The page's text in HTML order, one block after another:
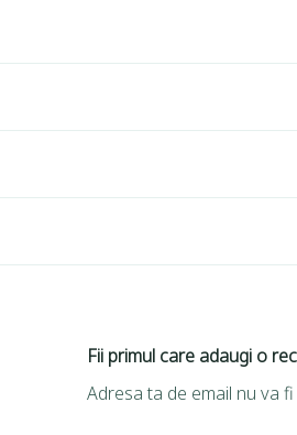
Fii primul care adaugi o
Adresa ta de email nu va